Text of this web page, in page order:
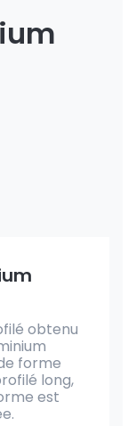
obtenu
forme
long,
est